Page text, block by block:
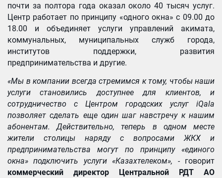
почти за полтора года оказал около 40 тысяч услуг.
Центр работает по принципу «одного окна» с 09.00 до
18.00 и объединяет услуги управлений акимата,
коммунальных, муниципальных служб города,
институтов поддержки, развития
предпринимательства и другие.
«Мы в компании всегда стремимся к тому, чтобы наши
услуги становились доступнее для клиентов, и
сотрудничество с Центром городских услуг iQala
позволяет сделать еще один шаг навстречу к нашим
абонентам. Действительно, теперь в одном месте
жители столицы наряду с вопросами ЖКХ и
предпринимательства могут по принципу «единого
окна» подключить услуги «Казахтелеком», - говорит
коммерческий директор Центральной РДТ АО